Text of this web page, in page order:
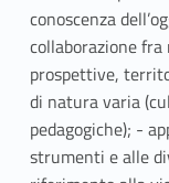
conoscenza
collaborazione
prospettive,
di natura varia
pedagogiche); -
strumenti e alle